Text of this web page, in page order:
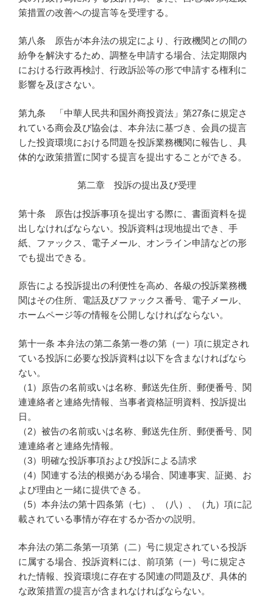
策措置の改善への提言等を受理する。
第八条 原告が本弁法の規定により、行政機関との間の
紛争を解決するため、調整を申請する場合、法定期限内
における行政再検討、行政訴訟等の形で申請する権利に
影響を及ぼさない。
第九条 「中華人民共和国外商投資法」第27条に規定さ
れている商会及び協会は、本弁法に基づき、会員の提言
した投資環境における問題を投訴業務機関に報告し、具
体的な政策措置に関する提言を提出することができる。
第二章 投訴の提出及び受理
第十条 原告は投訴事項を提出する際に、書面資料を提
出しなければならない。投訴資料は現地提出でき、手
紙、ファックス、電子メール、オンライン申請などの形
でも提出できる。
原告による投訴提出の利便性を高め、各級の投訴業務機
関はその住所、電話及びファックス番号、電子メール、
ホームページ等の情報を公開しなければならない。
第十一条 本弁法の第二条第一巻の第（一）項に規定され
ている投訴に必要な投訴資料は以下を含まなければなら
ない。
（1）原告の名前或いは名称、郵送先住所、郵便番号、関
連連絡者と連絡先情報、当事者資格証明資料、投訴提出
日。
（2）被告の名前或いは名称、郵送先住所、郵便番号、関
連連絡者と連絡先情報。
（3）明確な投訴事項および投訴による請求
（4）関連する法的根拠がある場合、関連事実、証拠、お
よび理由と一緒に提供できる。
（5）本弁法の第十四条第（七）、（八）、（九）項に記
載されている事情が存在するか否かの説明。
本弁法の第二条第一項第（二）号に規定されている投訴
に属する場合、投訴資料には、前項第（一）号に規定さ
れた情報、投資環境に存在する関連の問題及び、具体的
な政策措置の提言が含まれなければならない。